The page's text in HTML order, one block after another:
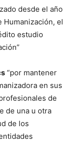
desde el año
Humanización, el
estudio
“por mantener
en sus
de
de una u otra
de los